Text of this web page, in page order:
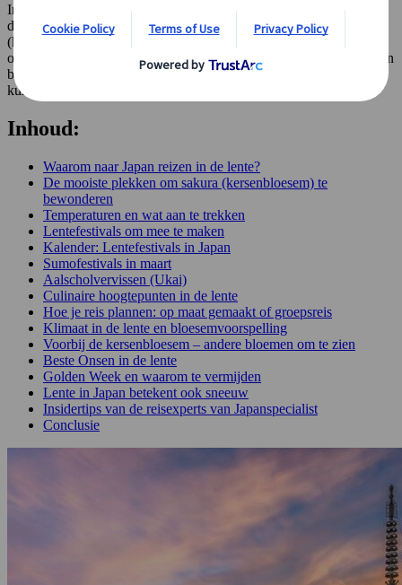
In deze gids nemen we je mee op reis langs de mooiste ervaringen
die Japan in de lente te bieden heeft. Van de traditionele hanami
(kersenbloesem-picknick) tot sumofestivals, ontspannen in een
onsen (warmwaterbron) en schitterende bloemenvelden die overal in
bloei staan. Met onze insider tips, reisinformatie en aanbevelingen
kun je jouw ideale lentevakantie naar Japan waar laten komen.
Inhoud:
Waarom naar Japan reizen in de lente?
De mooiste plekken om sakura (kersenbloesem) te
bewonderen
Temperaturen en wat aan te trekken
Lentefestivals om mee te maken
Kalender: Lentefestivals in Japan
Sumofestivals in maart
Aalscholvervissen (Ukai)
Culinaire hoogtepunten in de lente
Hoe je reis plannen: op maat gemaakt of groepsreis
Klimaat in de lente en bloesemvoorspelling
Voorbij de kersenbloesem – andere bloemen om te zien
Beste Onsen in de lente
Golden Week en waarom te vermijden
Lente in Japan betekent ook sneeuw
Insidertips van de reisexperts van Japanspecialist
Conclusie